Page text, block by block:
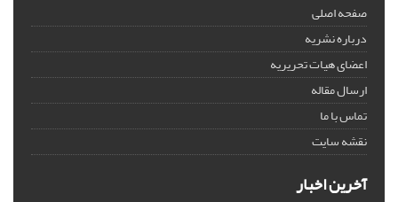
صفحه اصلی
درباره نشریه
اعضای هیات تحریریه
ارسال مقاله
تماس با ما
نقشه سایت
آخرین اخبار